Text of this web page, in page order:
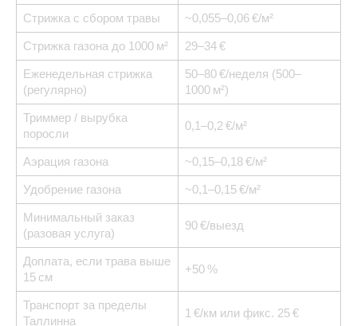
Стрижка с сбором травы ~0,055–0,06 €/м²
Стрижка газона до 1000 м² 29–34 €
Еженедельная стрижка
(регулярно)
50–80 €/неделя (500–
1000 м²)
Триммер / вырубка
поросли
0,1–0,2 €/м²
Аэрация газона ~0,15–0,18 €/м²
Удобрение газона ~0,1–0,15 €/м²
Минимальный заказ
(разовая услуга)
90 €/выезд
Доплата, если трава выше
15 см
+50 %
Транспорт за пределы
Таллинна
1 €/км или фикс. 25 €